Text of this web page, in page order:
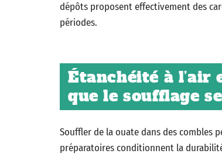
dépôts proposent effectivement des
périodes.
Étanchéité à l’air
que le soufflage
Souffler de la ouate dans des combles
préparatoires conditionnent la